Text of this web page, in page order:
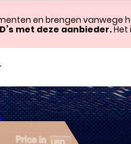
en brengen
met deze aanbieder.Het